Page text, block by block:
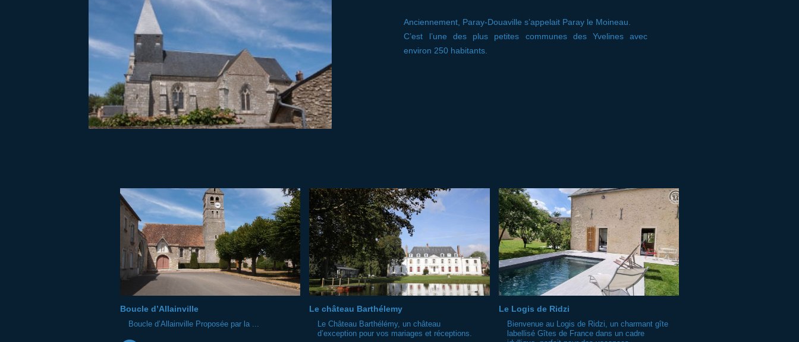
Anciennement, Paray-Douaville s’appelait Paray le Moineau.
C’est l’une des plus petites communes des Yvelines avec
environ 250 habitants.
Boucle d’Allainville
Boucle d’Allainville Proposée par la ...
Le château Barthélemy
Le Château Barthélémy, un château
d’exception pour vos mariages et réceptions.
Le Logis de Ridzi
Bienvenue au Logis de Ridzi, un charmant gîte
labellisé Gîtes de France dans un cadre